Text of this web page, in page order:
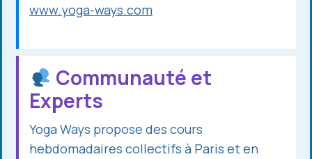
www.yoga-ways.com
Communauté et
Experts
Yoga Ways propose des cours
hebdomadaires collectifs à Paris et en